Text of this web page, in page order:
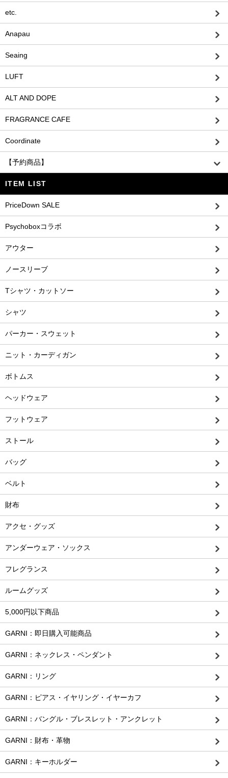
etc.
Anapau
Seaing
LUFT
ALT AND DOPE
FRAGRANCE CAFE
Coordinate
【予約商品】
ITEM LIST
PriceDown SALE
Psychoboxコラボ
アウター
ノースリーブ
Tシャツ・カットソー
シャツ
パーカー・スウェット
ニット・カーディガン
ボトムス
ヘッドウェア
フットウェア
ストール
バッグ
ベルト
財布
アクセ・グッズ
アンダーウェア・ソックス
フレグランス
ルームグッズ
5,000円以下商品
GARNI：即日購入可能商品
GARNI：ネックレス・ペンダント
GARNI：リング
GARNI：ピアス・イヤリング・イヤーカフ
GARNI：バングル・ブレスレット・アンクレット
GARNI：財布・革物
GARNI：キーホルダー